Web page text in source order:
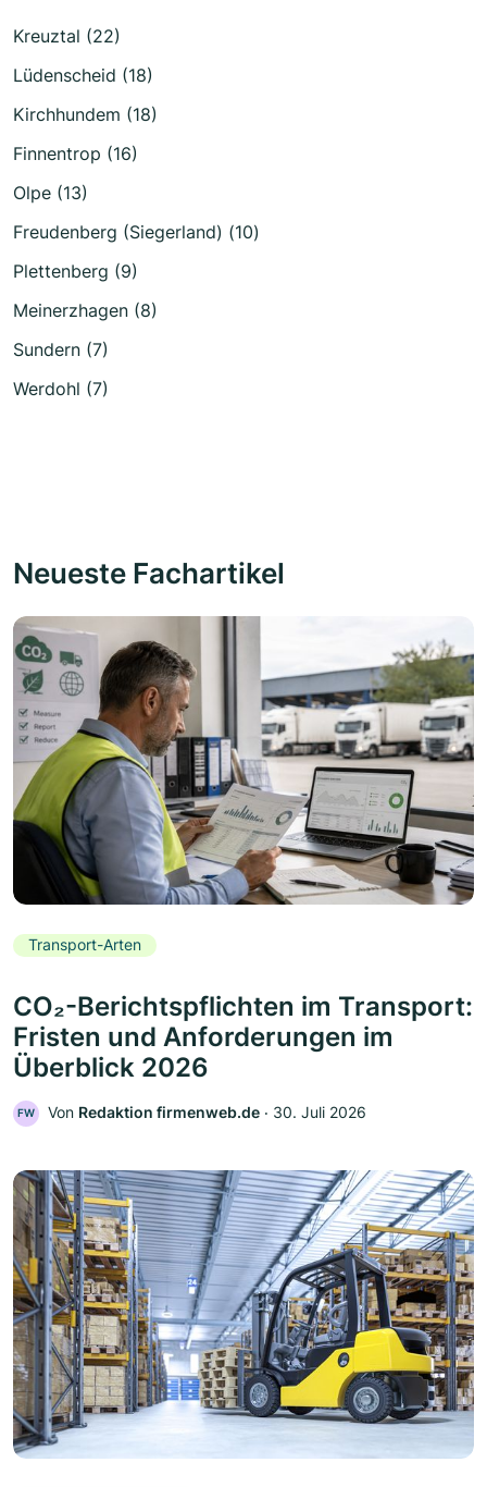
Kreuztal (22)
Lüdenscheid (18)
Kirchhundem (18)
Finnentrop (16)
Olpe (13)
Freudenberg (Siegerland) (10)
Plettenberg (9)
Meinerzhagen (8)
Sundern (7)
Werdohl (7)
Neueste Fachartikel
Transport-Arten
CO₂-Berichtspflichten im Transport:
Fristen und Anforderungen im
Überblick 2026
FW Von Redaktion firmenweb.de ‧ 30. Juli 2026